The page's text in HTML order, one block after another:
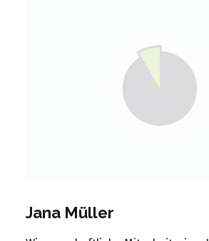
Jana Müller